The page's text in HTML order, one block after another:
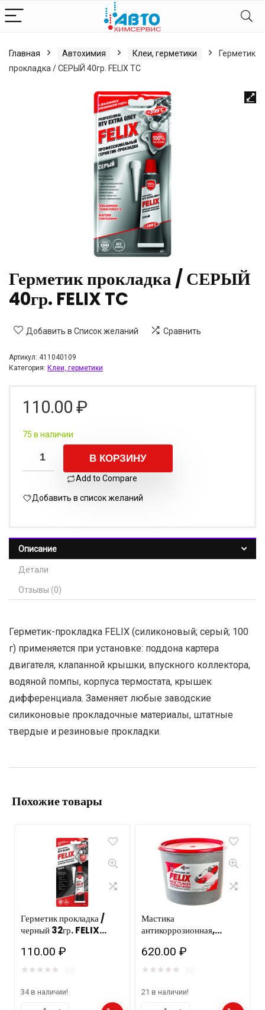
Главная Автохимия Клеи, герметики
Герметик
прокладка / СЕРЫЙ 40гр. FELIX TC
Герметик прокладка / СЕРЫЙ
40гр. FELIX TC
Добавить в Список желаний Сравнить
Артикул: 411040109
Категория: Клеи, герметики
110.00 ₽
75 в наличии
В КОРЗИНУ
Add to Compare
Добавить в список желаний
Описание
Детали
Отзывы (0)
Герметик-прокладка FELIX (силиконовый; серый; 100
г) применяется при установке: поддона картера
двигателя, клапанной крышки, впускного коллектора,
водяной помпы, корпуса термостата, крышек
дифференциала. Заменяет любые заводские
силиконовые прокладочные материалы, штатные
твердые и резиновые прокладки.
Похожие товары
Герметик прокладка /
черный 32гр. FELIX
110.00₽
★ ★ ★ ★ ★
34 в наличии!
Мастика
антикоррозионная,
ведре, 2кг.4шт. FELIX
620.00₽
★ ★ ★ ★ ★
21 в наличии!